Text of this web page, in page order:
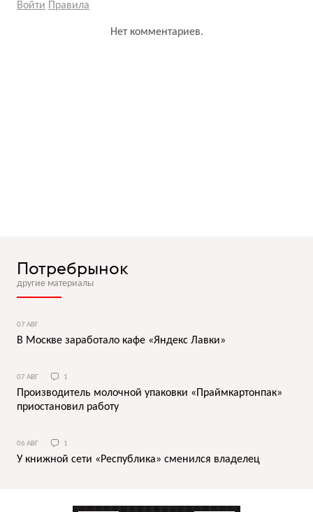
Войти Правила
Нет комментариев.
Потребрынок
другие материалы
07 АВГ
В Москве заработало кафе «Яндекс Лавки»
07 АВГ 1
Производитель молочной упаковки «Праймкартонпак»
приостановил работу
06 АВГ 1
У книжной сети «Республика» сменился владелец